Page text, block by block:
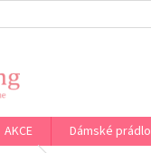
AKCE Dámské prádlo